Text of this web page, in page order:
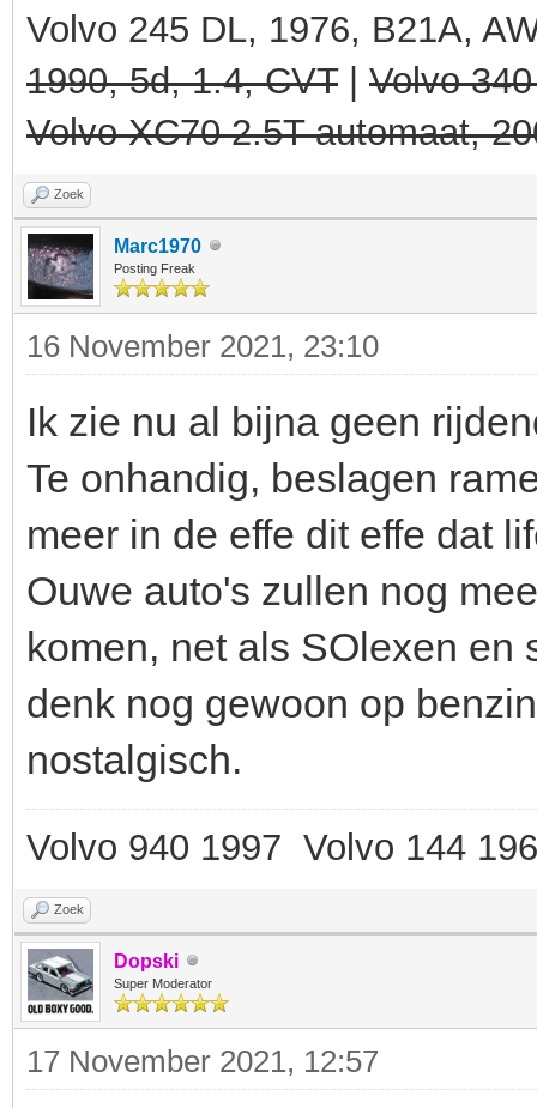
Volvo 245 DL, 1976, B21A,
1990, 5d, 1.4, CVT| Volvo
Volvo XC70 2.5T automaat,
Zoek
Marc1970
Posting Freak
16 November 2021, 23:10
Ik zie nu al bijna geen
Te onhandig, beslagen
meer in de effe dit effe dat
Ouwe auto's zullen nog
komen, net als SOlexen en
denk nog gewoon op
nostalgisch.
Volvo 940 1997 Volvo 144
Zoek
Dopski
Super Moderator
17 November 2021, 12:57